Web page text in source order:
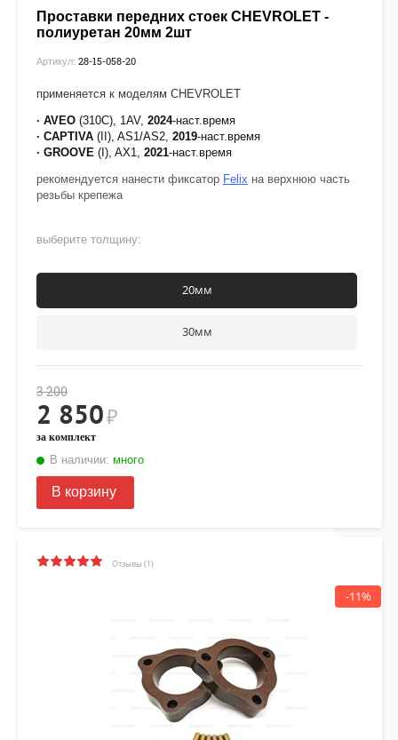
Проставки передних стоек CHEVROLET -
полиуретан 20мм 2шт
Артикул: 28-15-058-20
применяется к моделям CHEVROLET
· AVEO (310C), 1AV, 2024-наст.время
· CAPTIVA (II), AS1/AS2, 2019-наст.время
· GROOVE (I), AX1, 2021-наст.время
рекомендуется нанести фиксатор Felix на верхнюю часть
резьбы крепежа
выберите толщину:
20мм
30мм
3 200
2 850₽
за комплект
В наличии: много
В корзину
Отзывы (1)
-11%